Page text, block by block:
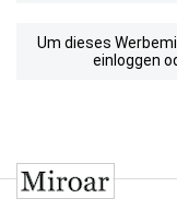
Um dieses
einloggen